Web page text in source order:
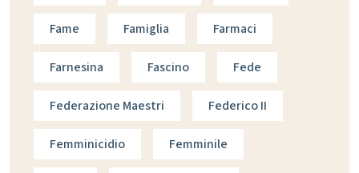
Fame Famiglia Farmaci
Farnesina Fascino Fede
Federazione Maestri Federico II
Femminicidio Femminile